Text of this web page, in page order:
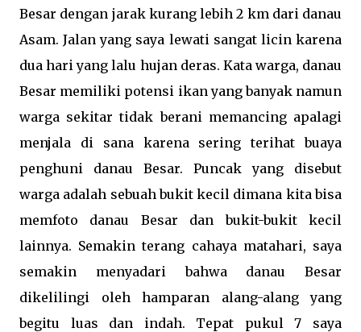
Besar dengan jarak kurang lebih 2 km dari danau
Asam. Jalan yang saya lewati sangat licin karena
dua hari yang lalu hujan deras. Kata warga, danau
Besar memiliki potensi ikan yang banyak namun
warga sekitar tidak berani memancing apalagi
menjala di sana karena sering terihat buaya
penghuni danau Besar. Puncak yang disebut
warga adalah sebuah bukit kecil dimana kita bisa
memfoto danau Besar dan bukit-bukit kecil
lainnya. Semakin terang cahaya matahari, saya
semakin menyadari bahwa danau Besar
dikelilingi oleh hamparan alang-alang yang
begitu luas dan indah. Tepat pukul 7 saya